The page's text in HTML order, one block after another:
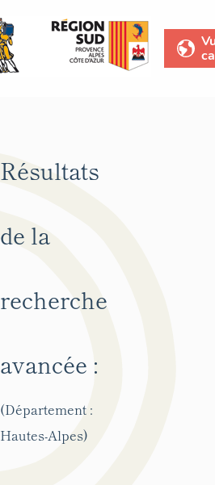
Résultats
de la
recherche
avancée :
(Département :
Hautes-Alpes)